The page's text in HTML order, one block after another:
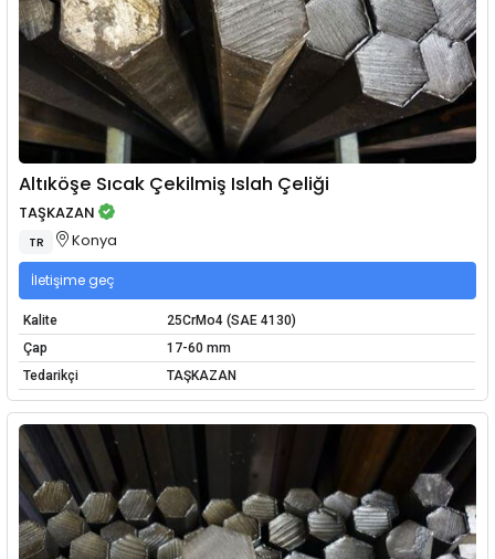
Altıköşe Sıcak Çekilmiş Islah Çeliği
TAŞKAZAN
TR Konya
İletişime geç
Kalite
25CrMo4 (SAE 4130)
Çap
17-60 mm
Tedarikçi
TAŞKAZAN